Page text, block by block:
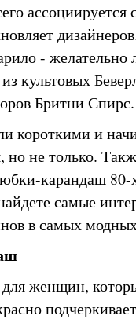
ассоциируется
- желательно
культовых
Бритни Спирс.
короткими и
но не только.
карандаш
самые
в самых
женщин,